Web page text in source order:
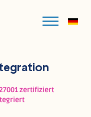
27001 zertifiziert